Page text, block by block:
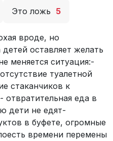
Это ложь 5
вроде, но
оставляет желать
меняется ситуация:-
туалетной
стаканчиков к
отвратительная еда в
дети не едят-
в буфете, огромные
времени перемены